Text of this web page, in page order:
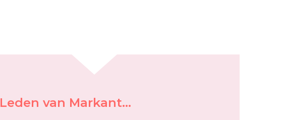
Leden van Markant...